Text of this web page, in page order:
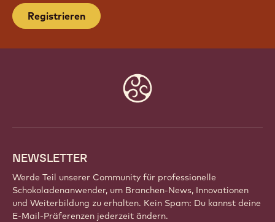
Registrieren
NEWSLETTER
Werde Teil unserer Community für professionelle
Schokoladenanwender, um Branchen-News, Innovationen
und Weiterbildung zu erhalten. Kein Spam: Du kannst deine
E-Mail-Präferenzen jederzeit ändern.